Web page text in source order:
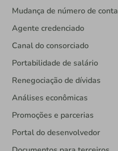
Mudança de número de conta
Agente credenciado
Canal do consorciado
Portabilidade de salário
Renegociação de dívidas
Análises econômicas
Promoções e parcerias
Portal do desenvolvedor